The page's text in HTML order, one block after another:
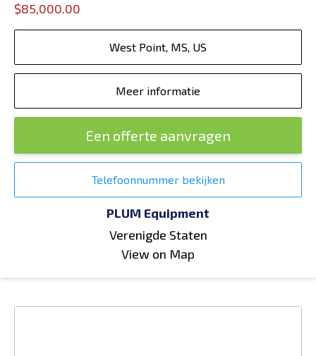
$85,000.00
West Point, MS, US
Meer informatie
Een offerte aanvragen
Telefoonnummer bekijken
PLUM Equipment
Verenigde Staten
View on Map